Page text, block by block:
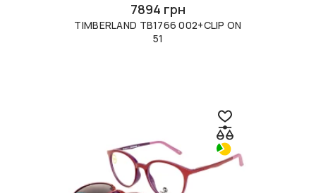
7894 грн
TIMBERLAND TB1766 002+CLIP ON
51